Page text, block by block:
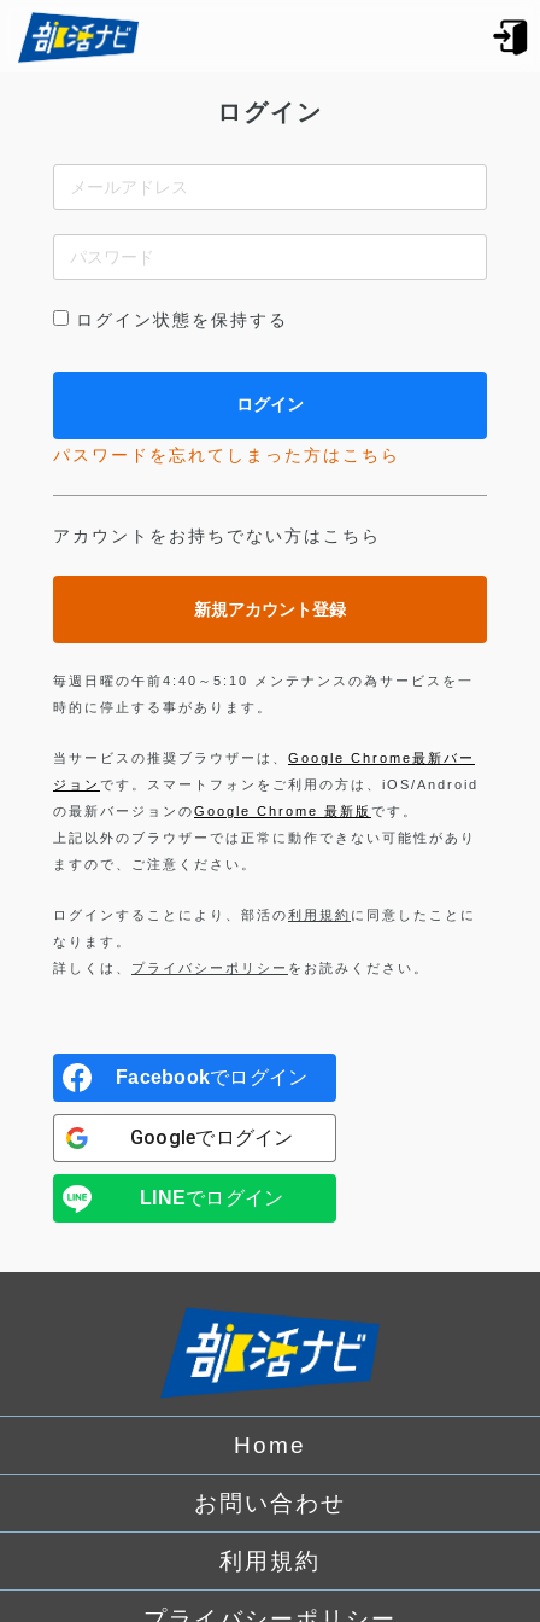
ログイン
ログイン状態を保持する
パスワードを忘れてしまった方はこちら
アカウントをお持ちでない方はこちら
新規アカウント登録
毎週日曜の午前4:40～5:10 メンテナンスの為サービスを一
時的に停止する事があります。
当サービスの推奨ブラウザーは、 Google Chrome最新バー
ジョン です。スマートフォンをご利用の方は、iOS/Android
の最新バージョンのGoogle Chrome 最新版 です。
上記以外のブラウザーでは正常に動作できない可能性があり
ますので、ご注意ください。
ログインすることにより、部活の利用規約 に同意したことに
なります。
詳しくは、 プライバシーポリシー をお読みください。
Facebookでログイン
Googleでログイン
LINEでログイン
Home
お問い合わせ
利用規約